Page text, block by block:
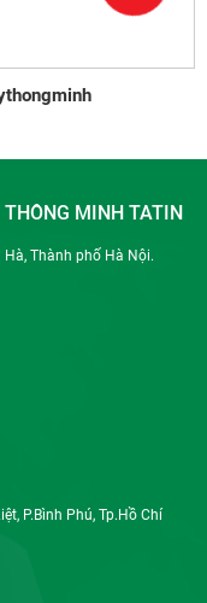
MINH TATIN
Thành phố Hà Nội.
P.Bình Phú, Tp.Hồ Chí